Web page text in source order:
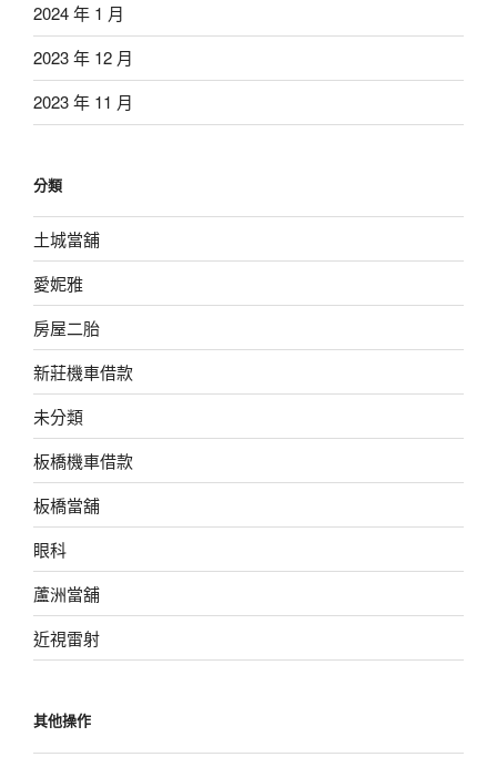
2024 年 1 月
2023 年 12 月
2023 年 11 月
分類
土城當舖
愛妮雅
房屋二胎
新莊機車借款
未分類
板橋機車借款
板橋當舖
眼科
蘆洲當舖
近視雷射
其他操作